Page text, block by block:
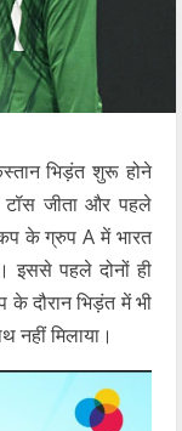
भिड़ंत शुरू होने
जीता और पहले
के ग्रुप A में भारत
इससे पहले दोनों ही
दौरान भिड़ंत में भी
नहीं मिलाया।